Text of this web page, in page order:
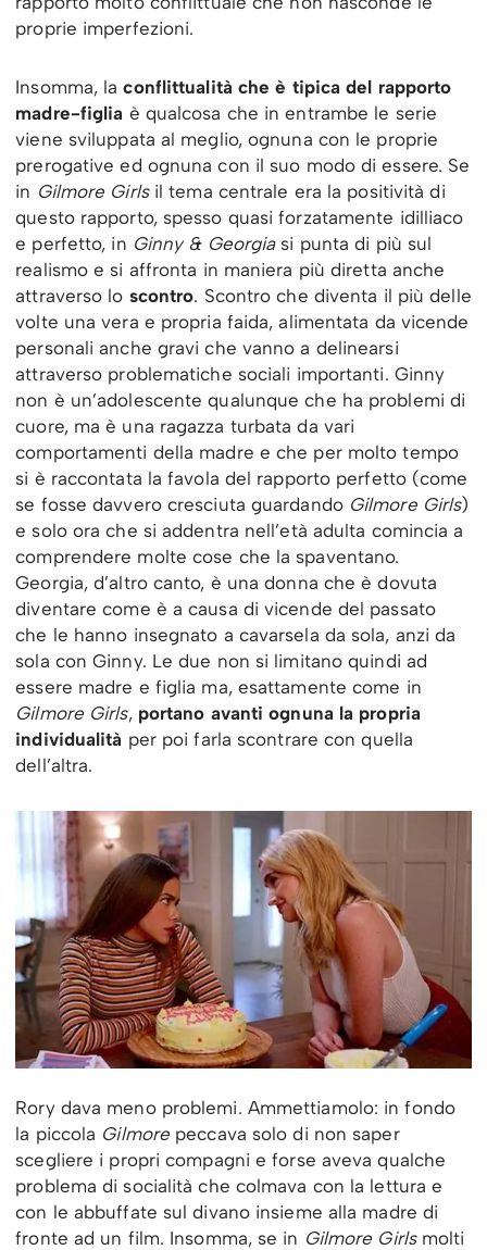
proprie imperfezioni.
Insomma, laconflittualità che è tipica del rapporto
madre-figlia è qualcosa che in entrambe le serie
viene sviluppata al meglio, ognuna con le proprie
prerogative ed ognuna con il suo modo di essere. Se
in Gilmore Girlsil tema centrale era la positività di
questo rapporto, spesso quasi forzatamente idilliaco
e perfetto, in Ginny & Georgiasi punta di più sul
realismo e si affronta in maniera più diretta anche
attraverso lo scontro. Scontro che diventa il più delle
volte una vera e propria faida, alimentata da vicende
personali anche gravi che vanno a delinearsi
attraverso problematiche sociali importanti. Ginny
non è un’adolescente qualunque che ha problemi di
cuore, ma è una ragazza turbata da vari
comportamenti della madre e che per molto tempo
si è raccontata la favola del rapporto perfetto (come
se fosse davvero cresciuta guardando Gilmore Girls)
e solo ora che si addentra nell’età adulta comincia a
comprendere molte cose che la spaventano.
Georgia, d’altro canto, è una donna che è dovuta
diventare come è a causa di vicende del passato
che le hanno insegnato a cavarsela da sola, anzi da
sola con Ginny. Le due non si limitano quindi ad
essere madre e figlia ma, esattamente come in
Gilmore Girls, portano avanti ognuna la propria
individualità per poi farla scontrare con quella
dell’altra.
Rory dava meno problemi. Ammettiamolo: in fondo
la piccola Gilmore peccava solo di non saper
scegliere i propri compagni e forse aveva qualche
problema di socialità che colmava con la lettura e
con le abbuffate sul divano insieme alla madre di
fronte ad un film. Insomma, se in Gilmore Girlsmolti